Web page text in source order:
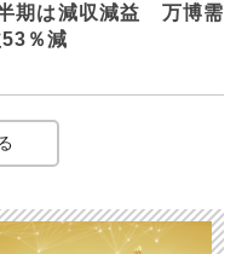
期は減収減益 万博需
％減